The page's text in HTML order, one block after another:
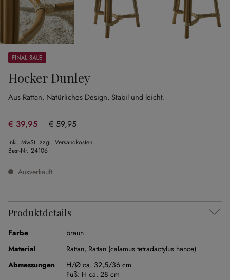
Sale
Hocker Dunley
Aus Rattan. Natürliches Design. Stabil und leicht.
€ 39,95 € 59,95
(33.36% gespart)
inkl. MwSt. zzgl. Versandkosten
Best-Nr. 24106
Ausverkauft
Produktdetails
Farbe
braun
Material
Rattan, Rattan (calamus tetradactylus hance)
Abmessungen
H/Ø ca. 32,5/36 cm
Fuß: H ca. 28 cm